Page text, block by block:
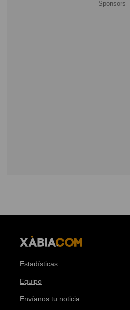
Estadísticas
Equipo
Envíanos tu noticia